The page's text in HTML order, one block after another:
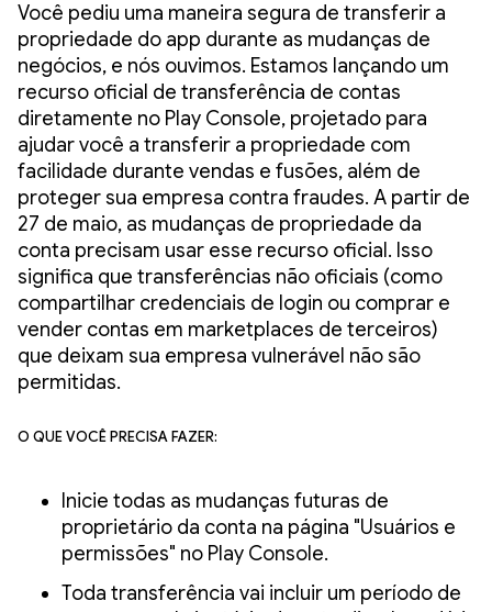
Você pediu uma maneira segura de transferir a
propriedade do app durante as mudanças de
negócios, e nós ouvimos. Estamos lançando um
recurso oficial de transferência de contas
diretamente no Play Console, projetado para
ajudar você a transferir a propriedade com
facilidade durante vendas e fusões, além de
proteger sua empresa contra fraudes. A partir de
27 de maio, as mudanças de propriedade da
conta precisam usar esse recurso oficial. Isso
significa que transferências não oficiais (como
compartilhar credenciais de login ou comprar e
vender contas em marketplaces de terceiros)
que deixam sua empresa vulnerável não são
permitidas.
O que você precisa fazer:
Inicie todas as mudanças futuras de
proprietário da conta na página "Usuários e
permissões" no Play Console.
Toda transferência vai incluir um período de